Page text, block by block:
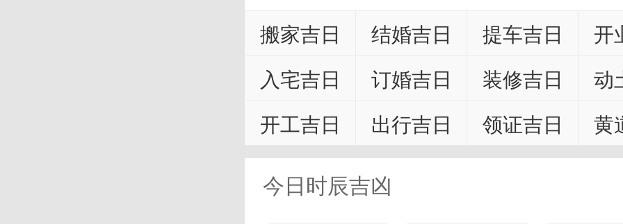
搬家吉日 结婚吉日 提车吉日
开
入宅吉日
订婚吉日 装修吉日
动
开工吉日
出行吉日 领证吉日 黄
今日时辰吉凶